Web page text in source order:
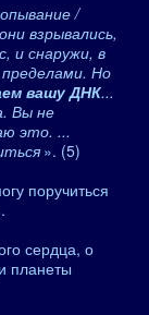
/
взрывались,
и снаружи, в
Но
вашу ДНК...
Вы не
это. ...
». (5)
поручиться
сердца, о
планеты